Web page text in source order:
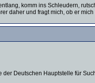
komm ins Schleudern,
daher und fragt mich, ob er mich
Deutschen Hauptstelle für